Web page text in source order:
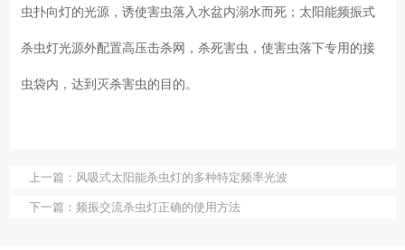
虫扑向灯的光源，诱使害虫落入水盆内溺水而死；太阳能频振式
杀虫灯光源外配置高压击杀网，杀死害虫，使害虫落下专用的接
虫袋内，达到灭杀害虫的目的。
上一篇： 风吸式太阳能杀虫灯的多种特定频率光波
下一篇： 频振交流杀虫灯正确的使用方法